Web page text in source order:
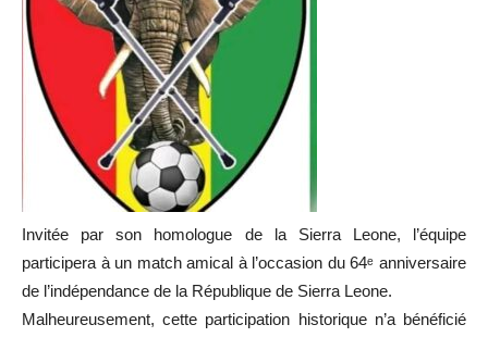
Invitée par son homologue de la Sierra Leone, l’équipe
participera à un match amical à l’occasion du 64ᵉ anniversaire
de l’indépendance de la République de Sierra Leone.
Malheureusement, cette participation historique n’a bénéficié